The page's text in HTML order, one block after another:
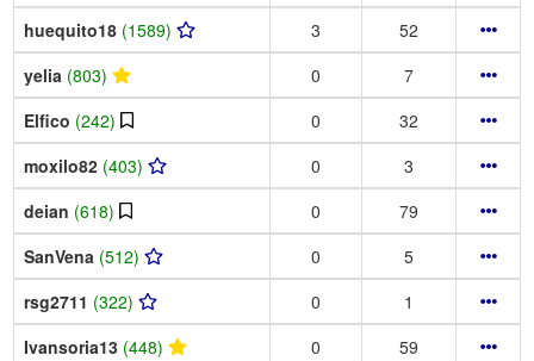
huequito18 (1589) 3
52
yelia (803) 0
7
Elfico (242) 0
32
moxilo82 (403) 0
3
deian (618) 0
79
SanVena (512) 0
5
rsg2711 (322) 0
1
Ivansoria13 (448) 0
59